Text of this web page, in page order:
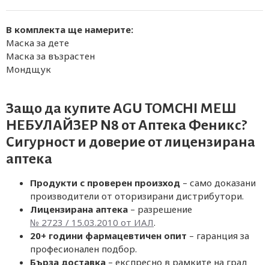
В комплекта ще намерите:
Маска за дете
Маска за възрастен
Мондщук
Защо да купите AGU TOMCHI МЕШ
НЕБУЛАЙЗЕР N8 отАптека Феникс?
Сигурност и доверие от лицензирана
аптека
Продукти с проверен произход – само доказани
производители от оторизирани дистрибутори.
Лицензирана аптека – разрешение
№ 2723 / 15.03.2010 от ИАЛ.
20+ години фармацевтичен опит – гаранция за
професионален подбор.
Бърза доставка – експресно в рамките на град